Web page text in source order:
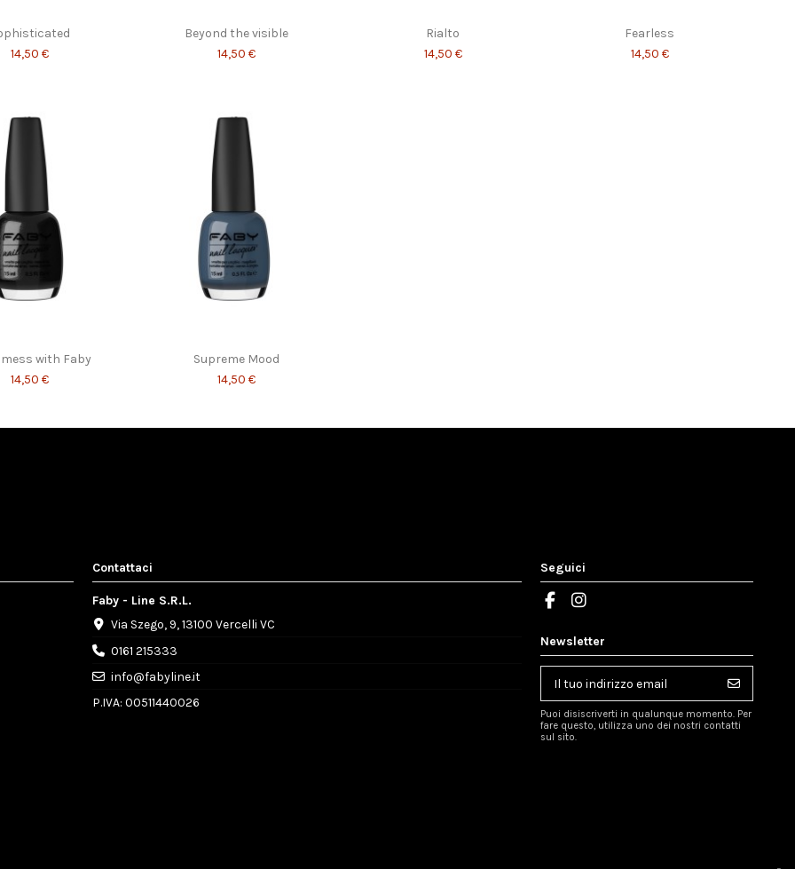
14,50 €
Beyond the visible
14,50 €
Rialto
14,50 €
Fearless
14,50 €
with Faby
14,50 €
Supreme Mood
14,50 €
Contattaci
Faby - Line S.R.L.
Via Szego, 9, 13100 Vercelli VC
0161 215333
info@fabyline.it
P.IVA: 00511440026
Seguici
Newsletter
Puoi disiscriverti in qualunque momento. Per
fare questo, utilizza uno dei nostri contatti
sul sito.